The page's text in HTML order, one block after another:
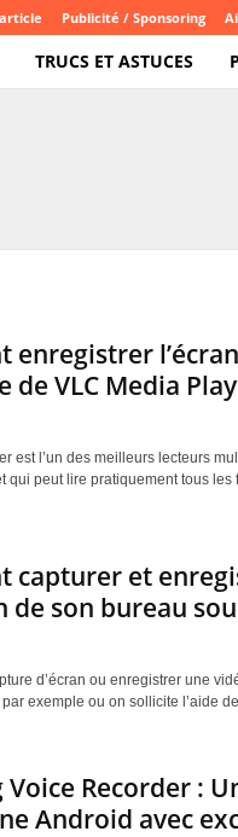
Publicité / Sponsoring
TRUCS ET ASTUCES
enregistrer
de VLC Media
est l’un des meilleurs lecteurs
qui peut lire pratiquement tous les
capturer et
de son bureau
d’écran ou enregistrer une
exemple ou on sollicite l’aide
Voice Recorder :
Android avec